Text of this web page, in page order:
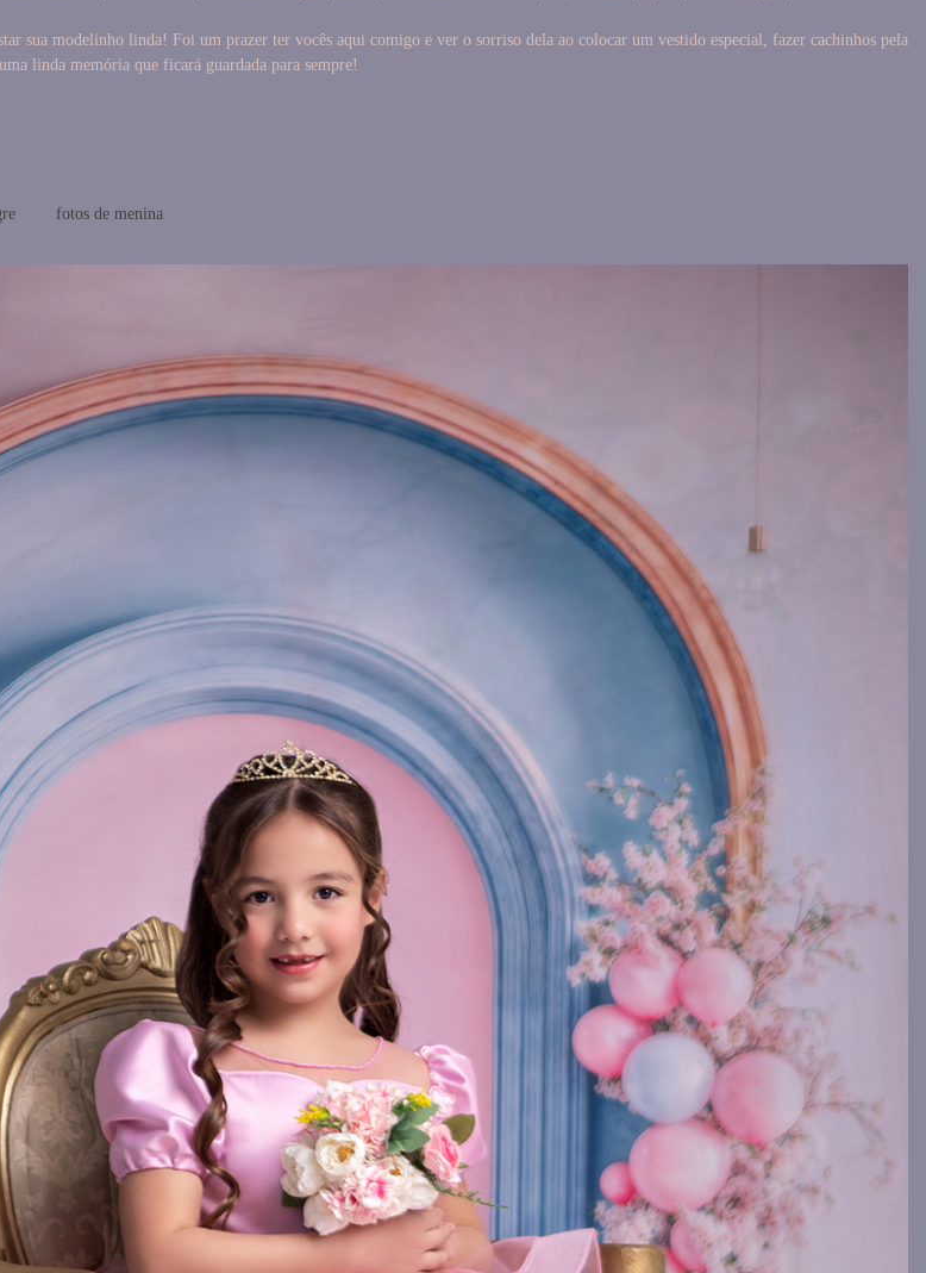
sua modelinho linda! Foi um prazer ter vocês aqui comigo e ver o sorriso dela ao colocar um vestido especial, fazer cachinhos pela
linda memória que ficará guardada para sempre!
fotos de menina